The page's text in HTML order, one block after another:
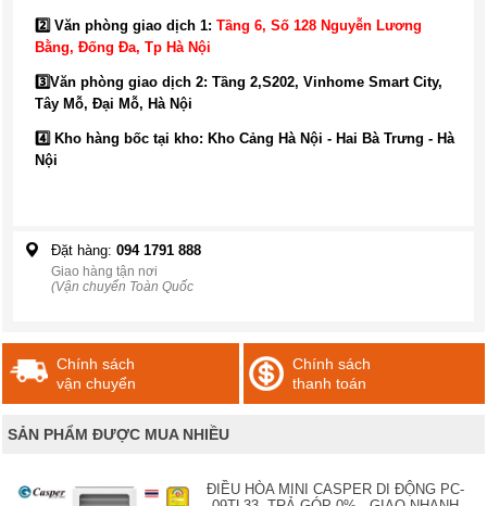
2️⃣ Văn phòng giao dịch 1: Tầng 6, Số 128 Nguyễn Lương
Bằng, Đống Đa, Tp Hà Nội
3️⃣Văn phòng giao dịch 2: Tầng 2,S202, Vinhome Smart City,
Tây Mỗ, Đại Mỗ, Hà Nội
4️⃣ Kho hàng bốc tại kho: Kho Cảng Hà Nội - Hai Bà Trưng - Hà
Nội
Đặt hàng: 094 1791 888
Giao hàng tận nơi
(Vận chuyển Toàn Quốc
Chính sách
vận chuyển
Chính sách
thanh toán
SẢN PHẨM ĐƯỢC MUA NHIỀU
ĐIỀU HÒA MINI CASPER DI ĐỘNG PC-